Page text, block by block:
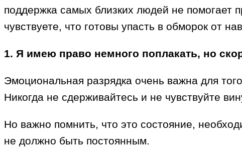
поддержка самых близких людей не помогает
чувствуете, что готовы упасть в обморок от
1. Я имею право немного поплакать, но
Эмоциональная разрядка очень важна для
Никогда не сдерживайтесь и не чувствуйте
Но важно помнить, что это состояние,
не должно быть постоянным.